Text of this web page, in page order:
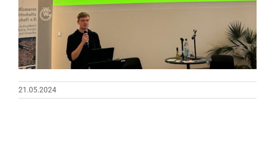
21.05.2024